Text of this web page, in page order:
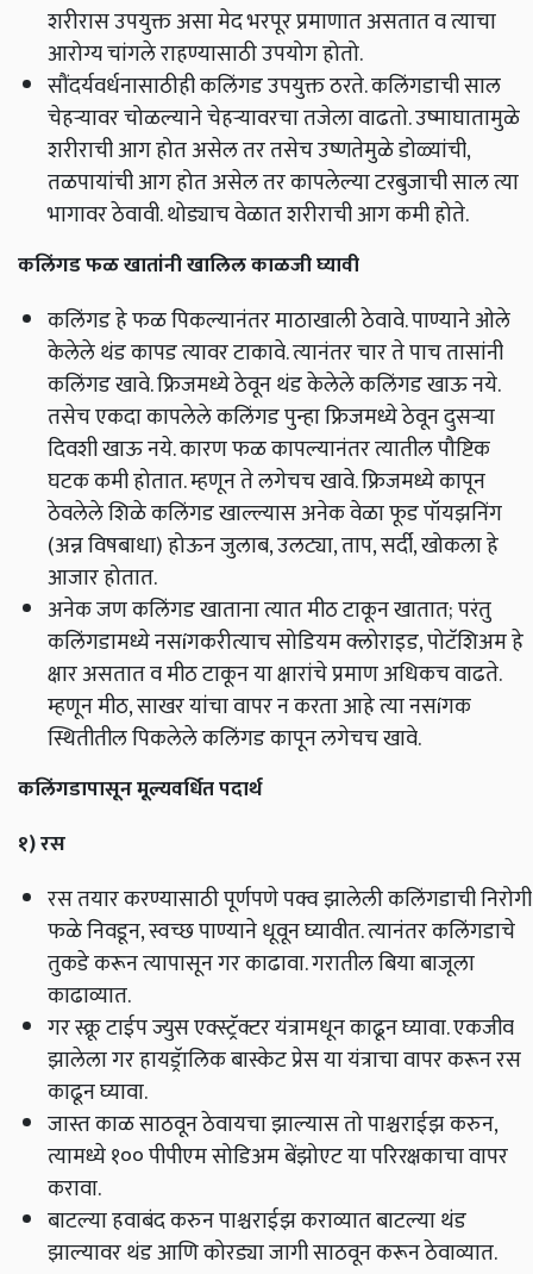
शरीरास उपयुक्त असा मेद भरपूर प्रमाणात असतात व त्याचा
आरोग्य चांगले राहण्यासाठी उपयोग होतो.
सौंदर्यवर्धनासाठीही कलिंगड उपयुक्त ठरते. कलिंगडाची साल
चेहऱ्यावर चोळल्याने चेहऱ्यावरचा तजेला वाढतो. उष्माघातामुळे
शरीराची आग होत असेल तर तसेच उष्णतेमुळे डोळ्यांची,
तळपायांची आग होत असेल तर कापलेल्या टरबुजाची साल त्या
भागावर ठेवावी. थोड्याच वेळात शरीराची आग कमी होते.
कलिंगड फळ खातांनी खालिल काळजी घ्यावी
कलिंगड हे फळ पिकल्यानंतर माठाखाली ठेवावे. पाण्याने ओले
केलेले थंड कापड त्यावर टाकावे. त्यानंतर चार ते पाच तासांनी
कलिंगड खावे. फ्रिजमध्ये ठेवून थंड केलेले कलिंगड खाऊ नये.
तसेच एकदा कापलेले कलिंगड पुन्हा फ्रिजमध्ये ठेवून दुसऱ्या
दिवशी खाऊ नये. कारण फळ कापल्यानंतर त्यातील पौष्टिक
घटक कमी होतात. म्हणून ते लगेचच खावे. फ्रिजमध्ये कापून
ठेवलेले शिळे कलिंगड खाल्ल्यास अनेक वेळा फूड पॉयझनिंग
(अन्न विषबाधा) होऊन जुलाब, उलट्या,ताप,सर्दी,खोकला हे
आजार होतात.
अनेक जण कलिंगड खाताना त्यात मीठ टाकून खातात; परंतु
कलिंगडामध्ये नसíगकरीत्याच सोडियम क्लोराइड, पोटॅशिअम हे
क्षार असतात व मीठ टाकून या क्षारांचे प्रमाण अधिकच वाढते.
म्हणून मीठ, साखर यांचा वापर न करता आहे त्या नसíगक
स्थितीतील पिकलेले कलिंगड कापून लगेचच खावे.
कलिंगडापासून मूल्यवर्धित पदार्थ
१)रस
रस तयार करण्यासाठी पूर्णपणे पक्व झालेली कलिंगडाची निरोगी
फळे निवडून,स्वच्छ पाण्याने धूवून घ्यावीत. त्यानंतरकलिंगडाचे
तुकडे करून त्यापासून गर काढावा. गरातील बिया बाजूला
काढाव्यात.
गर स्क्रू टाईप ज्युस एक्स्ट्रॅक्टर यंत्रामधून काढून घ्यावा. एकजीव
झालेला गर हायड्रॅालिक बास्केट प्रेस या यंत्राचा वापर करून रस
काढून घ्यावा.
जास्त काळ साठवून ठेवायचा झाल्यास तो पाश्चराईझ करुन,
त्यामध्ये १०० पीपीएम सोडिअम बेंझोएट या परिरक्षकाचा वापर
करावा.
बाटल्या हवाबंद करुन पाश्चराईझ कराव्यात बाटल्या थंड
झाल्यावर थंड आणि कोरड्या जागी साठवून करून ठेवाव्यात.